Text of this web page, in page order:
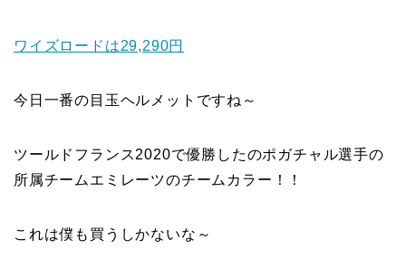
ワイズロードは29,290円
今日一番の目玉ヘルメットですね～
ツールドフランス2020で優勝したのポガチャル選手の
所属チームエミレーツのチームカラー！！
これは僕も買うしかないな～